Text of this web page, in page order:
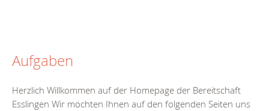
Aufgaben
Herzlich Willkommen auf der Homepage der Bereitschaft
Esslingen Wir möchten Ihnen auf den folgenden Seiten uns